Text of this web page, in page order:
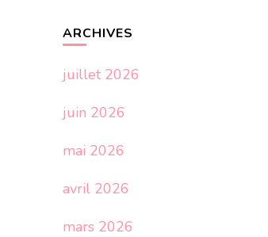
ARCHIVES
juillet 2026
juin 2026
mai 2026
avril 2026
mars 2026